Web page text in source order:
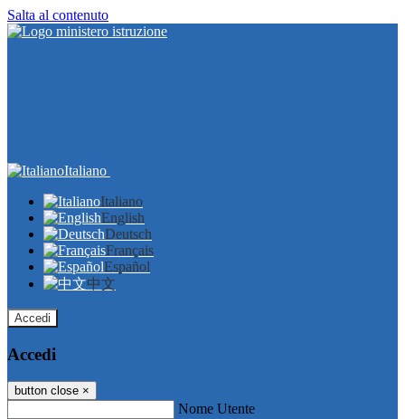
Salta al contenuto
Italiano
Italiano
English
Deutsch
Français
Español
中文
Accedi
Accedi
button close ×
Nome Utente